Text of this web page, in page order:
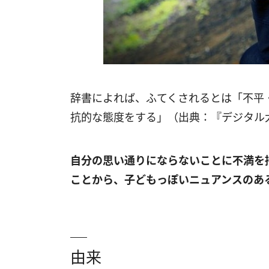
辞書によれば、ふてくされるとは「不
抗的な態度をする」（出典：『デジタ
自分の思い通りにならないことに不満
ことから、子どもっぽいニュアンスのあ
由来